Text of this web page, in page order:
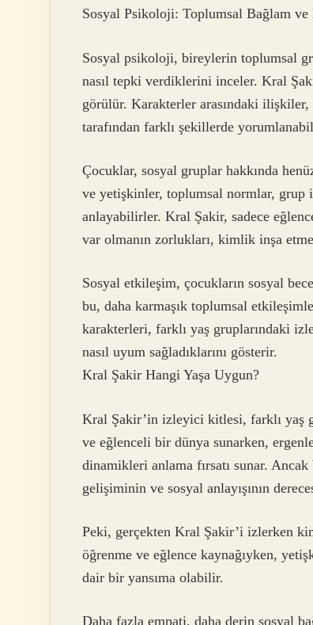
Sosyal Psikoloji: Toplumsal Bağlam
Sosyal psikoloji, bireylerin toplumsal
nasıl tepki verdiklerini inceler. Kral
görülür. Karakterler arasındaki
tarafından farklı şekillerde
Çocuklar, sosyal gruplar hakkında
ve yetişkinler, toplumsal normlar, grup
anlayabilirler. Kral Şakir, sadece
var olmanın zorlukları, kimlik inşa
Sosyal etkileşim, çocukların sosyal
bu, daha karmaşık toplumsal
karakterleri, farklı yaş gruplarındaki
nasıl uyum sağladıklarını gösterir.
Kral Şakir Hangi Yaşa Uygun?
Kral Şakir’in izleyici kitlesi, farklı yaş
ve eğlenceli bir dünya sunarken,
dinamikleri anlama fırsatı sunar.
gelişiminin ve sosyal anlayışının
Peki, gerçekten Kral Şakir’i izlerken
öğrenme ve eğlence kaynağıyken,
dair bir yansıma olabilir.
Daha fazla empati, daha derin sosyal